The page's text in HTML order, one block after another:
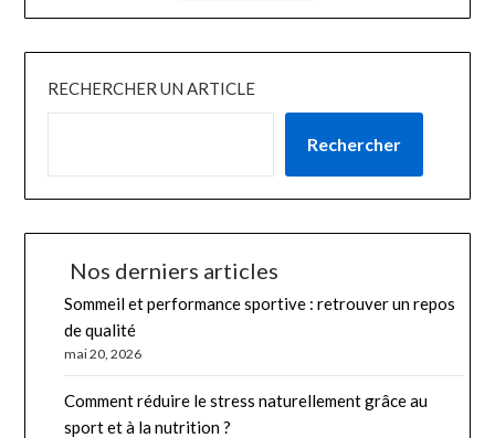
RECHERCHER UN ARTICLE
Rechercher
Nos derniers articles
Sommeil et performance sportive : retrouver un repos
de qualité
mai 20, 2026
Comment réduire le stress naturellement grâce au
sport et à la nutrition ?